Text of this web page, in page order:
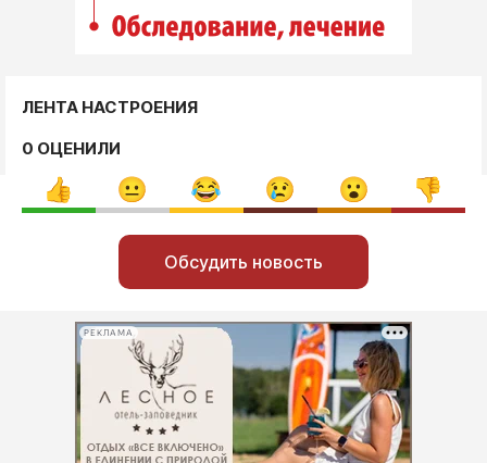
ЛЕНТА НАСТРОЕНИЯ
0 ОЦЕНИЛИ
Обсудить новость
РЕКЛАМА